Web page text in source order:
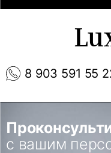
8 903 591 55
с вашим